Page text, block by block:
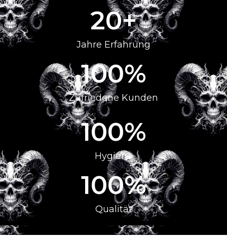
Jahre Erfahrung
20+
Zufriedene Kunden
100%
Hygiene
100%
Qualität
100%